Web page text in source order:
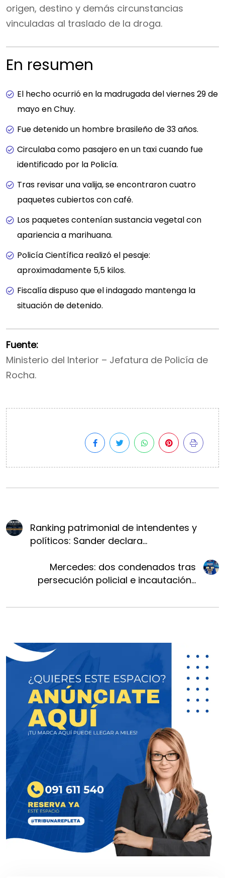
origen, destino y demás circunstancias
vinculadas al traslado de la droga.
En resumen
El hecho ocurrió en la madrugada del viernes 29 de
mayo en Chuy.
Fue detenido un hombre brasileño de 33 años.
Circulaba como pasajero en un taxi cuando fue
identificado por la Policía.
Tras revisar una valija, se encontraron cuatro
paquetes cubiertos con café.
Los paquetes contenían sustancia vegetal con
apariencia a marihuana.
Policía Científica realizó el pesaje:
aproximadamente 5,5 kilos.
Fiscalía dispuso que el indagado mantenga la
situación de detenido.
Fuente:
Ministerio del Interior – Jefatura de Policía de
Rocha.
Ranking patrimonial de intendentes y
políticos: Sander declara...
Mercedes: dos condenados tras
persecución policial e incautación...